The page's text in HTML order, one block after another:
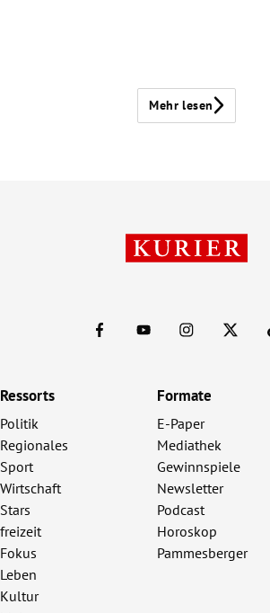
Mehr lesen
Ressorts
Politik
Regionales
Sport
Wirtschaft
Stars
freizeit
Fokus
Leben
Kultur
Formate
E-Paper
Mediathek
Gewinnspiele
Newsletter
Podcast
Horoskop
Pammesberger